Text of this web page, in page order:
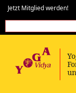
Jetzt Mitglied werden!